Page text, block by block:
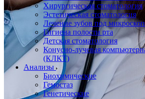
Хирургическая стоматология
Эстетическая стоматология
Лечение зубов под
Гигиена полости рта
Детская стоматология
Конусно-лучевая
(КЛКТ)
Анализы
Биохимические
Гемостаз
Генетические